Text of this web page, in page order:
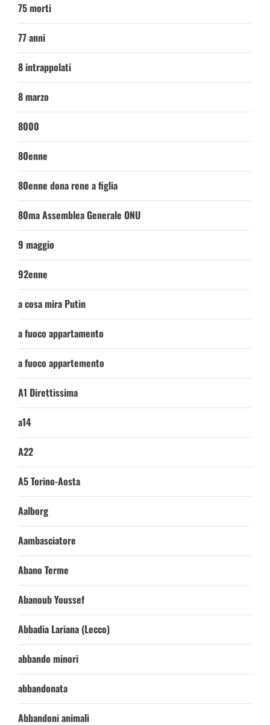
75 morti
77 anni
8 intrappolati
8 marzo
8000
80enne
80enne dona rene a figlia
80ma Assemblea Generale ONU
9 maggio
92enne
a cosa mira Putin
a fuoco appartamento
a fuoco appartemento
A1 Direttissima
a14
A22
A5 Torino-Aosta
Aalborg
Aambasciatore
Abano Terme
Abanoub Youssef
Abbadia Lariana (Lecco)
abbando minori
abbandonata
Abbandoni animali